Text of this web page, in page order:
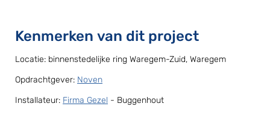
Kenmerken van dit project
Locatie: binnenstedelijke ring Waregem-Zuid, Waregem
Opdrachtgever: Noven
Installateur: Firma Gezel - Buggenhout